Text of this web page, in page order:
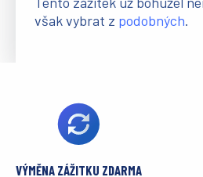
však vybrat z podobných.
VÝMĚNA ZÁŽITKU ZDARMA